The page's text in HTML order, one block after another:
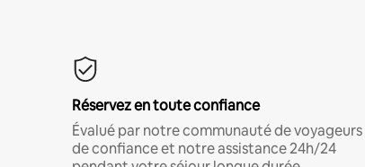
Réservez en toute confiance
Évalué par notre communauté de voyageurs
de confiance et notre assistance 24h/24